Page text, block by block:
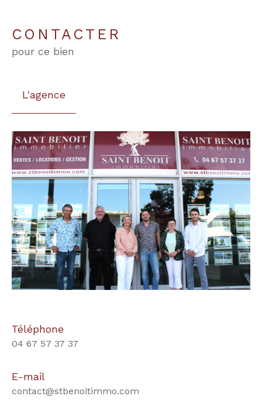
CONTACTER
pour ce bien
L'agence
Téléphone
04 67 57 37 37
E-mail
contact@stbenoitimmo.com